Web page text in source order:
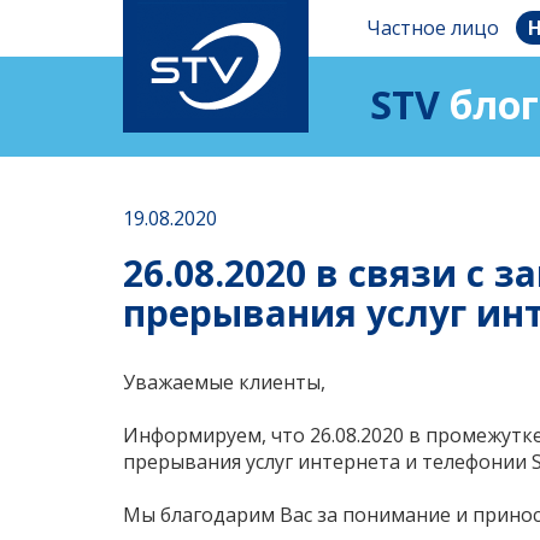
Частное лицо
STV блог
19.08.2020
26.08.2020 в связи с
прерывания услуг
Уважаемые клиенты,
Информируем, что 26.08.2020 в
прерывания услуг интернета и
Мы благодарим Вас за понимание и